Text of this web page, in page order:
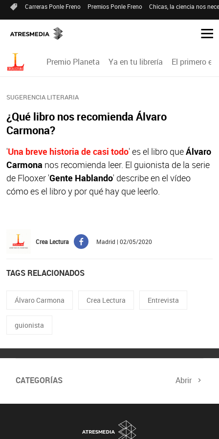
Carreras Ponle Freno Premios Ponle Freno Chicas, la ciencia nos
Premio Planeta Ya en tu librería El primero en
SUGERENCIA LITERARIA
¿Qué libro nos recomienda Álvaro
Carmona?
'Una breve historia de casi todo' es el libro queÁlvaro
Carmona nos recomienda leer. El guionista de la serie
de Flooxer 'Gente Hablando' describe en el vídeo
cómo es el libro y por qué hay que leerlo.
Crea Lectura Madrid | 02/05/2020
TAGS RELACIONADOS
Álvaro Carmona Crea Lectura Entrevista
guionista
CATEGORÍAS Abrir